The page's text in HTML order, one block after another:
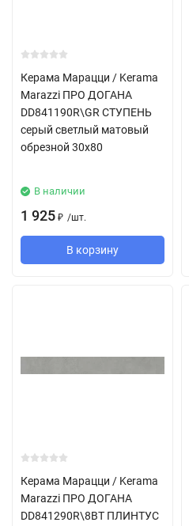
Керама Марацци / Kerama
Marazzi ПРО ДОГАНА
DD841190R\GR СТУПЕНЬ
серый светлый матовый
обрезной 30x80
В наличии
1 925 ₽ /шт.
В корзину
Керама Марацци / Kerama
Marazzi ПРО ДОГАНА
DD841290R\8BT ПЛИНТУС